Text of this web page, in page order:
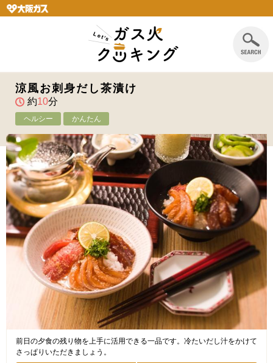
涼風お刺身だし茶漬け
約10分
ヘルシー かんたん
前日の夕食の残り物を上手に活用できる一品です。冷たいだし汁をかけて
さっぱりいただきましょう。